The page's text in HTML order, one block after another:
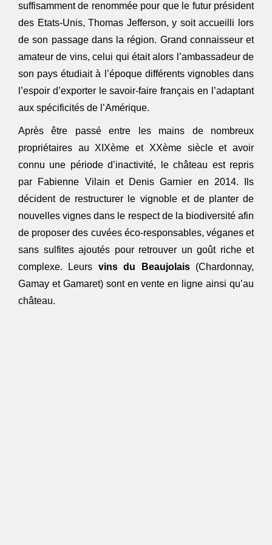
suffisamment de renommée pour que le futur président
des Etats-Unis, Thomas Jefferson, y soit accueilli lors
de son passage dans la région. Grand connaisseur et
amateur de vins, celui qui était alors l’ambassadeur de
son pays étudiait à l’époque différents vignobles dans
l’espoir d’exporter le savoir-faire français en l’adaptant
aux spécificités de l’Amérique.
Après être passé entre les mains de nombreux
propriétaires au XIXème et XXème siècle et avoir
connu une période d’inactivité, le château est repris
par Fabienne Vilain et Denis Garnier en 2014. Ils
décident de restructurer le vignoble et de planter de
nouvelles vignes dans le respect de la biodiversité afin
de proposer des cuvées éco-responsables, véganes et
sans sulfites ajoutés pour retrouver un goût riche et
complexe. Leurs vins du Beaujolais(Chardonnay,
Gamay et Gamaret) sont en vente en ligne ainsi qu’au
château.